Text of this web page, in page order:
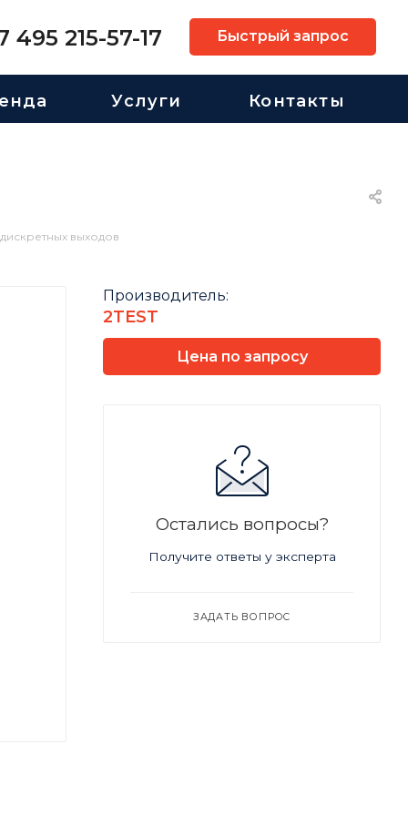
495 215-57-17 Быстрый запрос
Услуги Контакты
выходов
Производитель:
2TEST
Цена по запросу
Остались вопросы?
Получите ответы у эксперта
ЗАДАТЬ ВОПРОС